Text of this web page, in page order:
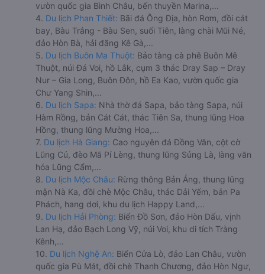
vườn quốc gia Bình Châu, bến thuyền Marina,...
4. Du lịch Phan Thiết: Bãi đá Ông Địa, hòn Rơm, đồi cát
bay, Bàu Trắng - Bàu Sen, suối Tiên, làng chài Mũi Né,
đảo Hòn Bà, hải đăng Kê Gà,...
5. Du lịch Buôn Ma Thuột: Bảo tàng cà phê Buôn Mê
Thuột, núi Đá Voi, hồ Lắk, cụm 3 thác Dray Sap – Dray
Nur – Gia Long, Buôn Đôn, hồ Ea Kao, vườn quốc gia
Chư Yang Shin,...
6. Du lịch Sapa: Nhà thờ đá Sapa, bảo tàng Sapa, núi
Hàm Rồng, bản Cát Cát, thác Tiên Sa, thung lũng Hoa
Hồng, thung lũng Mường Hoa,...
7. Du lịch Hà Giang: Cao nguyên đá Đồng Văn, cột cờ
Lũng Cú, đèo Mã Pí Lèng, thung lũng Sủng Là, làng văn
hóa Lũng Cẩm,...
8. Du lịch Mộc Châu: Rừng thông Bản Áng, thung lũng
mận Nà Ka, đồi chè Mộc Châu, thác Dải Yếm, bản Pa
Phách, hang dơi, khu du lịch Happy Land,...
9. Du lịch Hải Phòng: Biển Đồ Sơn, đảo Hòn Dấu, vịnh
Lan Hạ, đảo Bạch Long Vỹ, núi Voi, khu di tích Tràng
Kênh,...
10. Du lịch Nghệ An: Biển Cửa Lò, đảo Lan Châu, vườn
quốc gia Pù Mát, đồi chè Thanh Chương, đảo Hòn Ngư,